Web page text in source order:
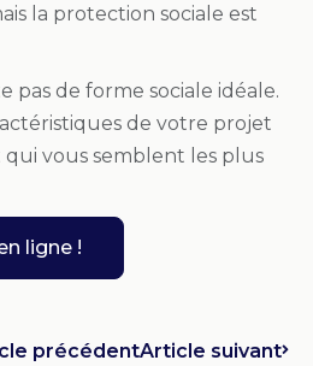
la protection sociale est
pas de forme sociale idéale.
de votre projet
vous semblent les plus
ligne !
précédentArticle suivant